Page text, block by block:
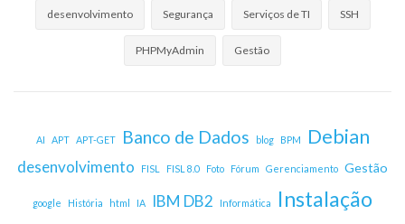
desenvolvimento Segurança Serviços de TI SSH
PHPMyAdmin Gestão
AI APT APT-GET Banco de Dados blog BPM Debian
desenvolvimento FISL FISL 8.0 Foto Fórum Gerenciamento Gestão
google História html IA IBM DB2 Informática Instalação